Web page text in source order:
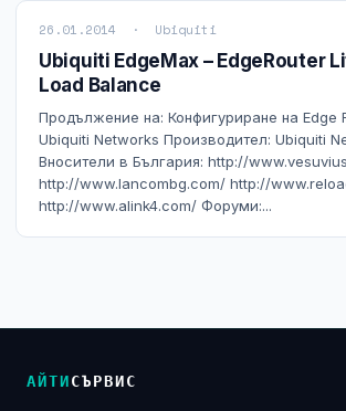
Общи условия
Правна информация
GDPR
Контакти
26.01.2014 · Ubiquiti
Ubiquiti EdgeMax – EdgeRouter
Load Balance
Продължение на: Конфигуриране на Edge
Ubiquiti Networks Производител: Ubiquiti
Вносители в България: http://
http://www.lancombg.com/ http://
http://www.alink4.com/ Форуми:...
АЙТИСЪРВИС